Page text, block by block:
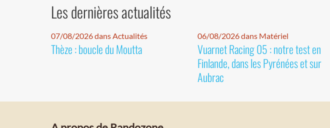
Les dernières actualités
07/08/2026 dans Actualités
Thèze : boucle du Moutta
06/08/2026 dans Matériel
Vuarnet Racing 05 : notre test en
Finlande, dans les Pyrénées et sur
Aubrac